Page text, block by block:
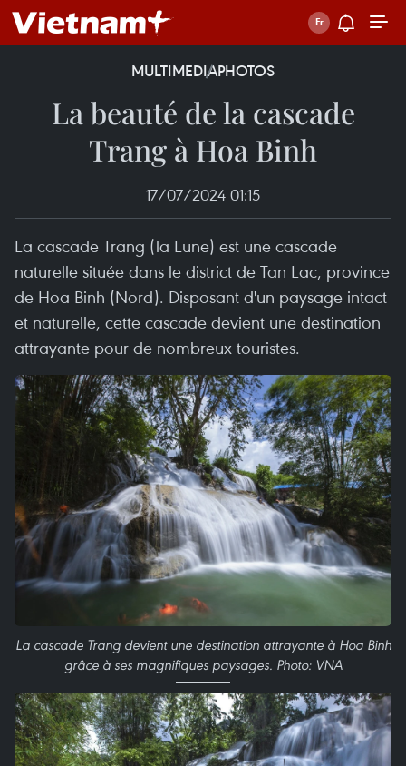
MULTIMEDIAPHOTOS
La beauté de la cascade
Trang à Hoa Binh
17/07/2024 01:15
La cascade Trang (la Lune) est une cascade
naturelle située dans le district de Tan Lac, province
de Hoa Binh (Nord). Disposant d'un paysage intact
et naturelle, cette cascade devient une destination
attrayante pour de nombreux touristes.
La cascade Trang devient une destination attrayante à Hoa Binh
grâce à ses magnifiques paysages. Photo: VNA